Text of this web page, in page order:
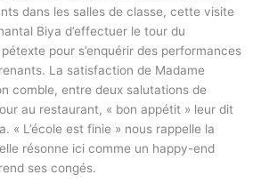
dans les salles de classe, cette visite
Biya d’effectuer le tour du
pour s’enquérir des performances
La satisfaction de Madame
comble, entre deux salutations de
au restaurant, « bon appétit » leur dit
« L’école est finie » nous rappelle la
résonne ici comme un happy-end
ses congés.